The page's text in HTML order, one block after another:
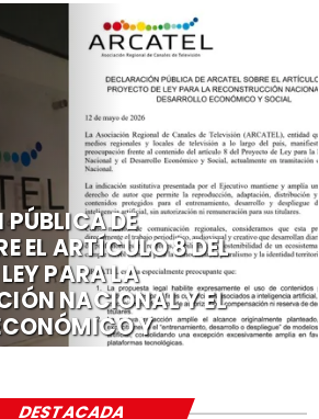
DE
EL ARTÍCULO 8 DEL
PARA LA
NACIONAL Y EL
Y
DESTACADA